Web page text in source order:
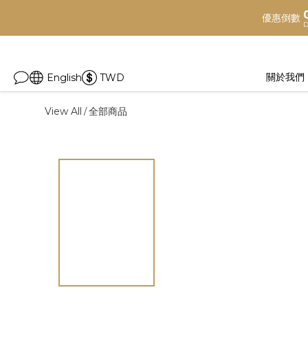
優惠倒數
English TWD 關於我們
View All /全部商品